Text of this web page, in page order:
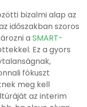
bizalmi alap az
időszakban szoros
a SMART-
Ez a gyors
fókuszt
meg kell
az interim